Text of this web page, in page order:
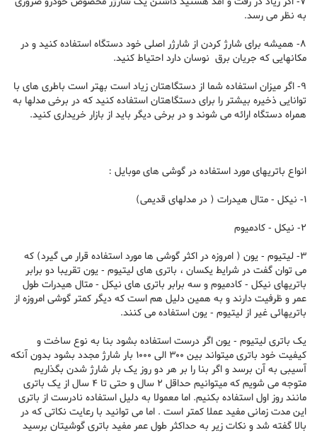
به نظر می رسد.
8- همیشه برای شارژ کردن از شارژر اصلی خود دستگاه استفاده کنید و در
مکانهایی که جریان برق نوسان دارد احتیاط کنید.
9- اگر میزان استفاده شما از دستگاهتان زیاد است بهتر است باطری های با
توانایی ذخیره بیشتر را برای دستگاهتان استفاده کنید که در برخی مدلها به
همراه دستگاه ارائه می شوند و در برخی دیگر باید از بازار خریداری کنید.
انواع باتریهای مورد استفاده در گوشی های موبایل :
1- نیکل - متال هیدرات ( در مدلهای قدیمی)
2- نیکل - کادمیوم
3- لیتیوم - یون ( امروزه در اکثر گوشی ها مورد استفاده قرار می گیرد) که
می توان گفت در شرایط یکسان ، باتری های لیتیوم - یون تقریبا دو برابر
باتریهای نیکل - کادمیوم و سه برابر باتری های نیکل - متال هیدرات طول
عمر و ظرفیت دارند و به همین دلیل هم است که دیگر کمتر گوشی امروزه از
باتریهائی غیر از لیتیوم - یون استفاده می کنند.
یک باتری لیتیوم - یون اگر درست استفاده بشود بنا به نوع ساخت و
کیفیت خود باتری میتواند بین 300 الی 1000 بار شارژ مجدد بشود بدون آنکه
آسیبی به آن برسد و اگر بنا را بر هر دو روز یک بار شارژ شدن بگذاریم
متوجه می شویم که میتوانیم حداقل 2 سال و حتی تا 4 سال از یک باتری
مانند روز اول استفاده بکنیم. اما معمولا به دلیل استفاده نادرست از باتری
این مدت زمانی مفید عملا کمتر است . اما می توانید با رعایت نکاتی که در
بالا گفته شد و نکات زیر به حداکثر طول عمر مفید باتری گوشیتان برسید